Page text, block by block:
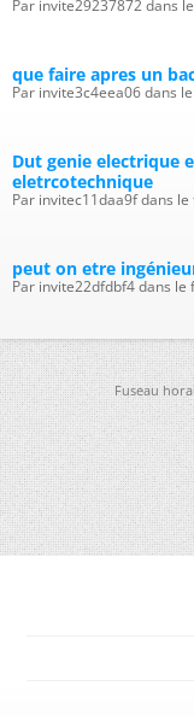
Par invite29237872 dans
que faire apres un
Par invite3c4eea06 dans
Dut genie electrique
eletrcotechnique
Par invitec11daa9f dans
peut on etre
Par invite22dfdbf4 dans
Fuseau